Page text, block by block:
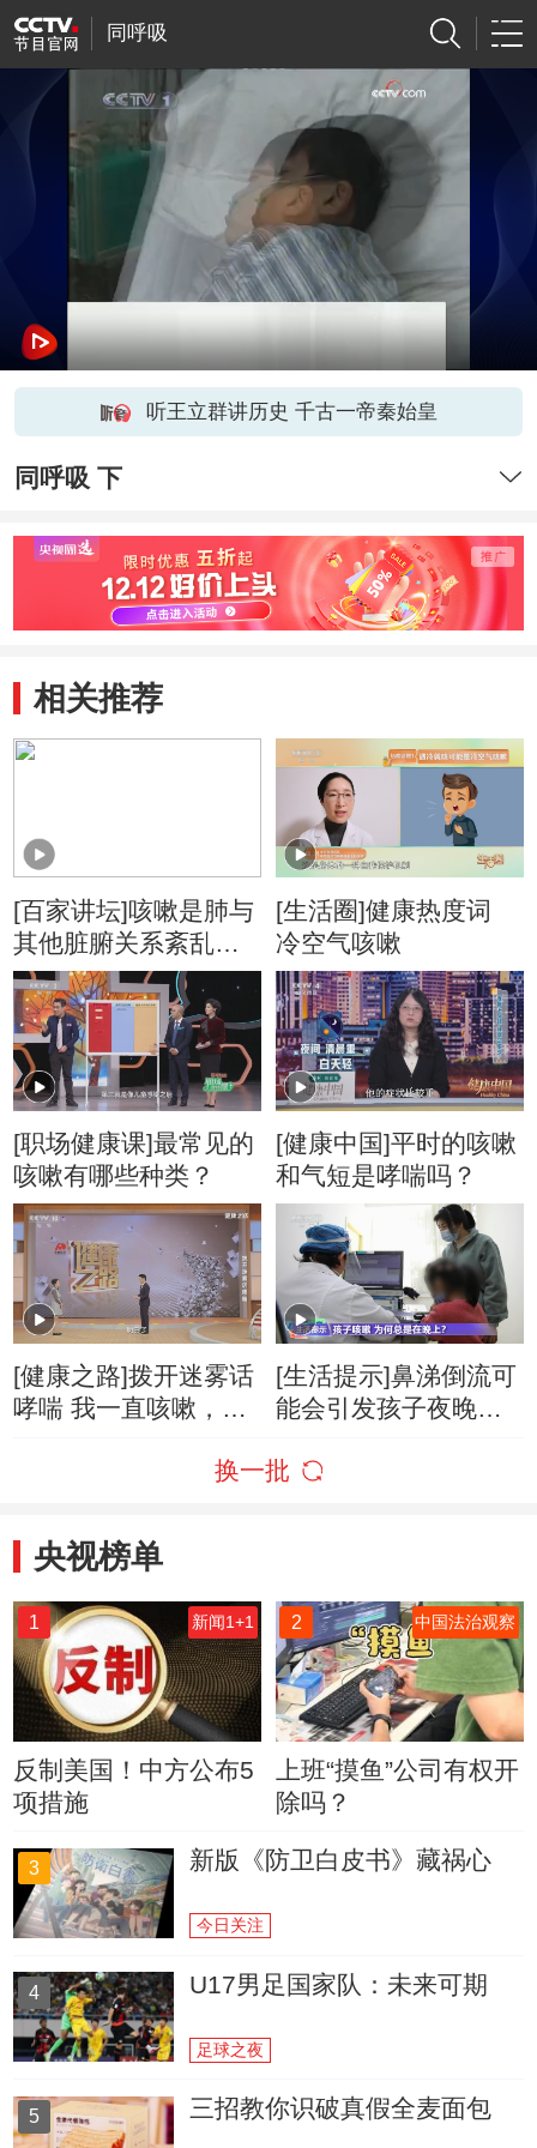
同呼吸
听王立群讲历史 千古一帝秦始皇
同呼吸 下
相关推荐
[百家讲坛]咳嗽是肺与
其他脏腑关系紊乱所
导致的
[生活圈]健康热度词
冷空气咳嗽
[职场健康课]最常见的
咳嗽有哪些种类？
[健康中国]平时的咳嗽
和气短是哮喘吗？
[健康之路]拨开迷雾话
哮喘 我一直咳嗽，为
[生活提示]鼻涕倒流可
能会引发孩子夜晚咳
换一批
央视榜单
1 新闻1+1
反制美国！中方公布5
项措施
2 中国法治观察
上班“摸鱼”公司有权开
除吗？
3 新版《防卫白皮书》藏祸心
今日关注
4 U17男足国家队：未来可期
足球之夜
5 三招教你识破真假全麦面包